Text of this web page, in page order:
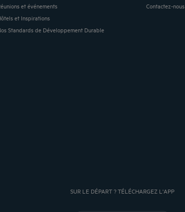
Réunions et événements
Hôtels et Inspirations
Nos Standards de Développement Durable
Contactez-nous
SUR LE DÉPART ? TÉLÉCHARGEZ L'APP